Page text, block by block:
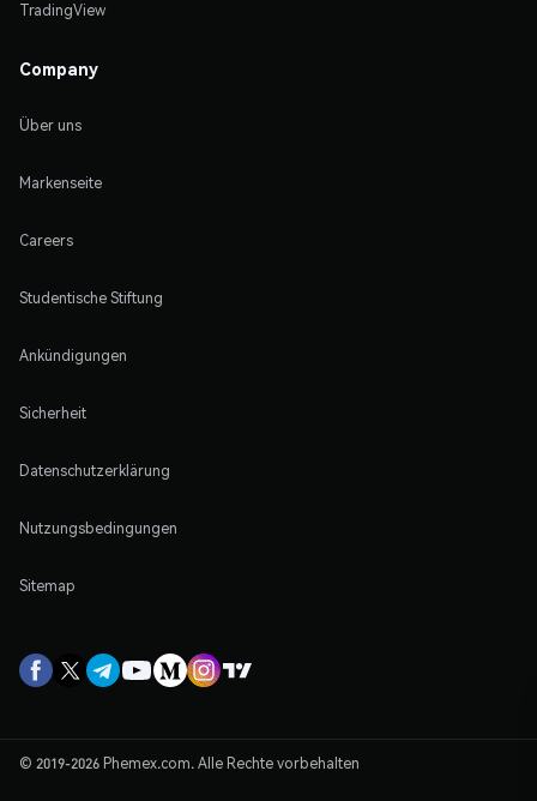
TradingView
Company
Über uns
Markenseite
Careers
Studentische Stiftung
Ankündigungen
Sicherheit
Datenschutzerklärung
Nutzungsbedingungen
Sitemap
© 2019-2026 Phemex.com. Alle Rechte vorbehalten